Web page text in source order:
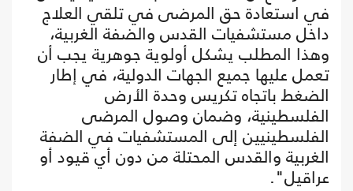
في استعادة حق المرضى في تلقي العلاج
داخل مستشفيات القدس والضفة الغربية،
وهذا المطلب يشكل أولوية جوهرية يجب أن
تعمل عليها جميع الجهات الدولية، في إطار
الضغط باتجاه تكريس وحدة الأرض
الفلسطينية، وضمان وصول المرضى
الفلسطينيين إلى المستشفيات في الضفة
الغربية والقدس المحتلة من دون أي قيود أو
عراقيل".